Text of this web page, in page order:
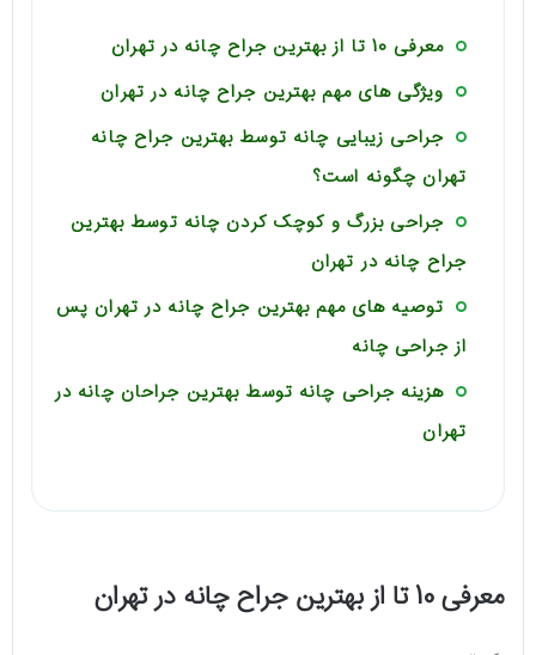
معرفی 10 تا از بهترین جراح چانه در تهران
ویژگی های مهم بهترین جراح چانه در تهران
جراحی زیبایی چانه توسط بهترین جراح چانه
تهران چگونه است؟
جراحی بزرگ و کوچک کردن چانه توسط بهترین
جراح چانه در تهران
توصیه های مهم بهترین جراح چانه در تهران پس
از جراحی چانه
هزینه جراحی چانه توسط بهترین جراحان چانه در
تهران
معرفی 10 تا از بهترین جراح چانه در تهران